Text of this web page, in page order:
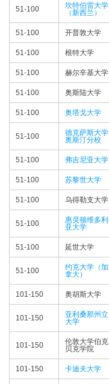
51-100
坎特伯雷大学
（新西兰）
51-100 开普敦大学
51-100 根特大学
51-100 赫尔辛基大学
51-100 奥斯陆大学
51-100 奥塔戈大学
51-100
德克萨斯大学
奥斯汀分校
51-100 弗吉尼亚大学
51-100 苏黎世大学
51-100 乌得勒支大学
51-100
惠灵顿维多利
亚大学
51-100 延世大学
51-100
约克大学（加
拿大）
101-150 奥胡斯大学
101-150
亚利桑那州立
大学
101-150
伦敦大学伯克
贝克学院
101-150 卡迪夫大学